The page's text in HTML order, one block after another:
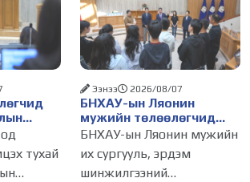
зөвшөөрлийн шинжтэй
103 бүртгэлээс нийслэлийн
бизнес эрхлэгчдийг
тухай
БНХАУ-ын Ляонин
мужийн төлөөлөгчид
НИТХ-ын үйл
танилцлаа
Ээнээ 2026/08/07
БНХАУ-ын Ляонин мужийн
их сургууль, эрдэм
шинжилгээний